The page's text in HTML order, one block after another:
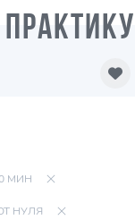
МИН
НУЛЯ